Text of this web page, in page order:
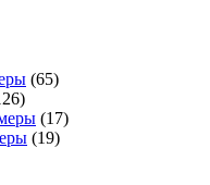
(65)
(17)
(19)